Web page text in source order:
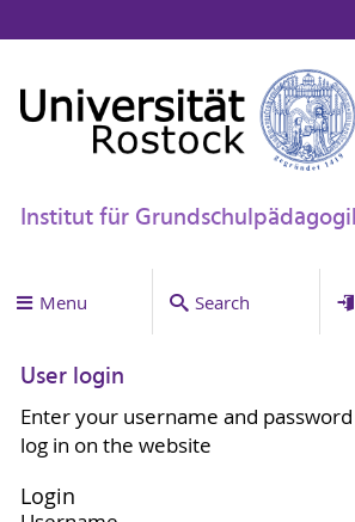
Institut für
Menu Search
User login
Enter your username and
log in on the website
Login